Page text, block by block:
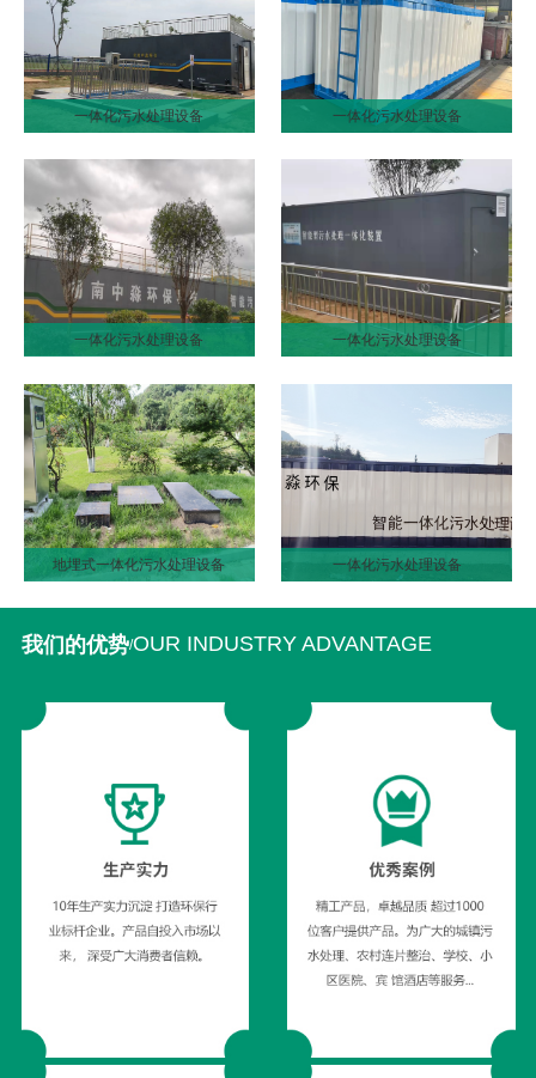
一体化污水处理设备 一体化污水处理设备
一体化污水处理设备 一体化污水处理设备
地埋式一体化污水处理设备 一体化污水处理设备
我们的优势/OUR INDUSTRY ADVANTAGE